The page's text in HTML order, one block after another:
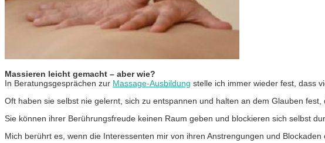
Massieren leicht gemacht – aber wie?
In Beratungsgesprächen zur Massage-Ausbildung stelle ich immer wieder fest, dass
Oft haben sie selbst nie gelernt, sich zu entspannen und halten an dem Glauben fest,
Sie können ihrer Berührungsfreude keinen Raum geben und blockieren sich selbst
Mich berührt es, wenn die Interessenten mir von ihren Anstrengungen und